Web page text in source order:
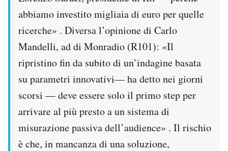
abbiamo investito migliaia di euro per quelle
ricerche» . Diversa l’opinione di Carlo
Mandelli, ad di Monradio (R101): «Il
ripristino fin da subito di un’indagine basata
su parametri innovativi— ha detto nei giorni
scorsi — deve essere solo il primo step per
arrivare al più presto a un sistema di
misurazione passiva dell’audience» . Il rischio
è che, in mancanza di una soluzione,